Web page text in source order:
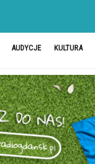
AUDYCJE KULTURA